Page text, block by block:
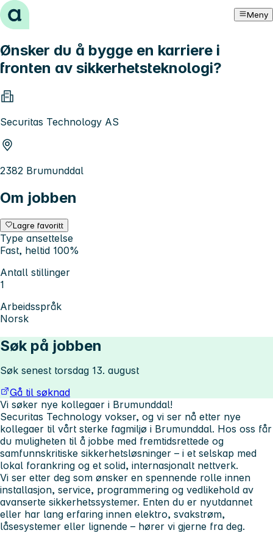
Hopp til innhold Meny
Ønsker du å bygge en karriere i
fronten av sikkerhetsteknologi?
Securitas Technology AS
2382 Brumunddal
Om jobben
Lagre favoritt
Type ansettelse
Fast, heltid 100%
Antall stillinger
1
Arbeidsspråk
Norsk
Søk på jobben
Søk senest torsdag 13. august
Gå til søknad
Vi søker nye kollegaer i Brumunddal!
Securitas Technology vokser, og vi ser nå etter nye
kollegaer til vårt sterke fagmiljø i Brumunddal. Hos oss får
du muligheten til å jobbe med fremtidsrettede og
samfunnskritiske sikkerhetsløsninger – i et selskap med
lokal forankring og et solid, internasjonalt nettverk.
Vi ser etter deg som ønsker en spennende rolle innen
installasjon, service, programmering og vedlikehold av
avanserte sikkerhetssystemer. Enten du er nyutdannet
eller har lang erfaring innen elektro, svakstrøm,
låsesystemer eller lignende – hører vi gjerne fra deg.